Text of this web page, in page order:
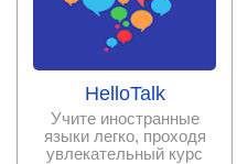
HelloTalk
Учите иностранные
языки легко, проходя
увлекательный курс